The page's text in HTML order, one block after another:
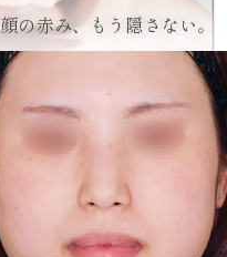
顔の赤み、もう隠さない。